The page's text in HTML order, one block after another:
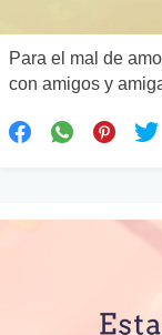
Para el mal de
con amigos y